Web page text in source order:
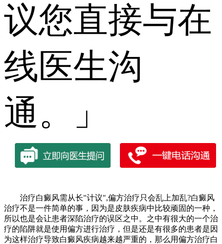
议您直接与在
线医生沟
通。」
治疗白癜风需从长"计议",偏方治疗只会乱上加乱?白癜风
治疗不是一件简单的事，因为是皮肤疾病中比较顽固的一种，
所以也是会让患者深陷治疗的误区之中。之中有很大的一个治
疗的陷阱就是使用偏方进行治疗，但是还是有很多的患者是因
为这样治疗导致白癜风疾病越来越严重的，那么用偏方治疗白